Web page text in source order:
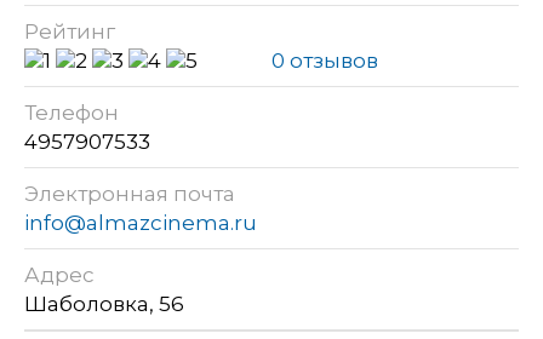
Рейтинг
0 отзывов
Телефон
4957907533
Электронная почта
info@almazcinema.ru
Адрес
Шаболовка, 56